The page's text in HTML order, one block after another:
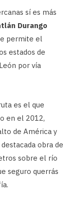
sí es más
Durango
permite el
estados de
por vía
es el que
en el 2012,
de América y
obra de
sobre el río
seguro querrás